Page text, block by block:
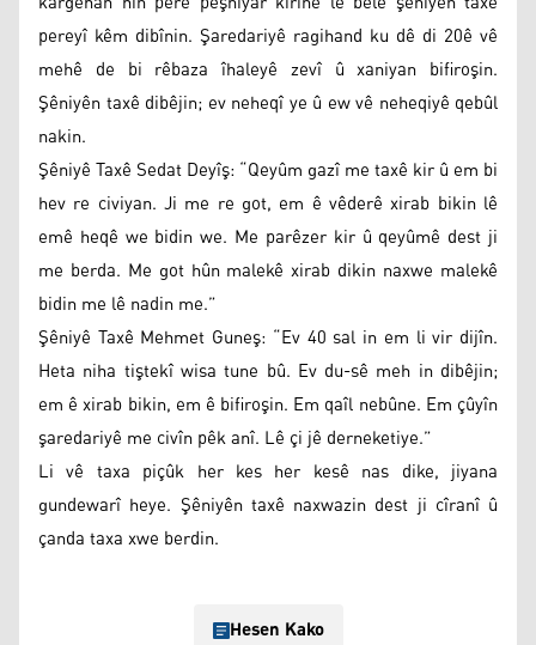
pereyî kêm dibînin. Şaredariyê ragihand ku dê di 20ê vê
mehê de bi rêbaza îhaleyê zevî û xaniyan bifiroşin.
Şêniyên taxê dibêjin; ev neheqî ye û ew vê neheqiyê qebûl
nakin.
Şêniyê Taxê Sedat Deyîş: “Qeyûm gazî me taxê kir û em bi
hev re civiyan. Ji me re got, em ê vêderê xirab bikin lê
emê heqê we bidin we. Me parêzer kir û qeyûmê dest ji
me berda. Me got hûn malekê xirab dikin naxwe malekê
bidin me lê nadin me.”
Şêniyê Taxê Mehmet Guneş: “Ev 40 sal in em li vir dijîn.
Heta niha tiştekî wisa tune bû. Ev du-sê meh in dibêjin;
em ê xirab bikin, em ê bifiroşin. Em qaîl nebûne. Em çûyîn
şaredariyê me civîn pêk anî. Lê çi jê derneketiye.”
Li vê taxa piçûk her kes her kesê nas dike, jiyana
gundewarî heye. Şêniyên taxê naxwazin dest ji cîranî û
çanda taxa xwe berdin.
Hesen Kako